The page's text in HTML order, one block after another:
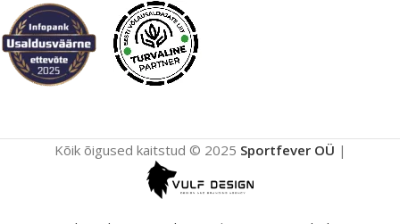
Kõik õigused kaitstud © 2025 Sportfever OÜ |